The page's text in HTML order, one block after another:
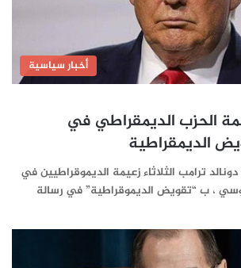
أخبار سياسية
الحزب الديمقراطي في
الديمقراطية
ترامب الثلاثاء زعيمة الديموقراطيين في
، ب “تقويض الديموقراطية” في رسالة